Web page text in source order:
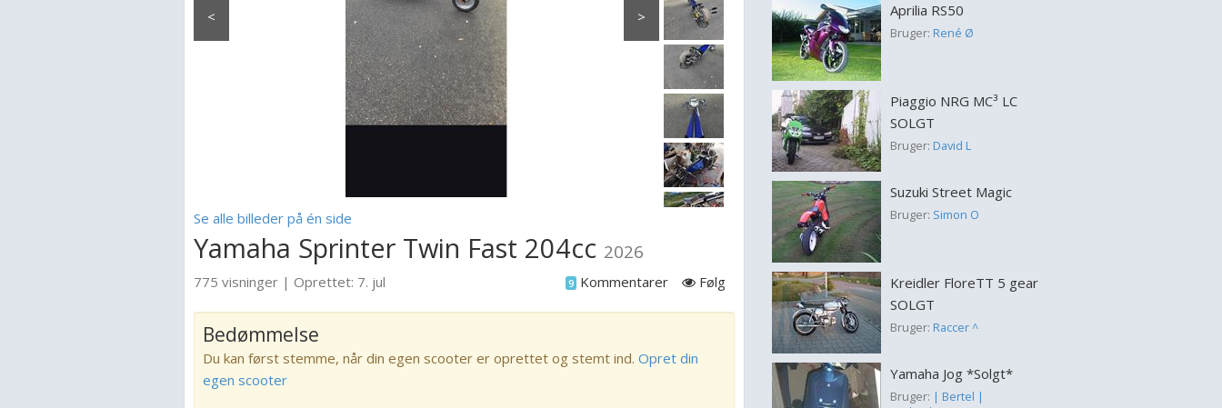
< >
Se alle billeder på én side
Yamaha Sprinter Twin Fast 204cc 2026
775 visninger | Oprettet: 7. jul Følg
9 Kommentarer
Bedømmelse
Du kan først stemme, når din egen scooter er oprettet og stemt ind. Opret din
egen scooter
Aprilia RS50
Bruger: René Ø
Piaggio NRG MC³ LC
SOLGT
Bruger: David L
Suzuki Street Magic
Bruger: Simon O
Kreidler FloreTT 5 gear
SOLGT
Bruger: Raccer ^
Yamaha Jog *Solgt*
Bruger: | Bertel |